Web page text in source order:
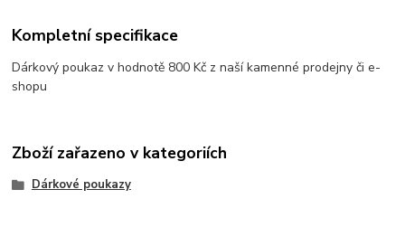
Kompletní specifikace
Dárkový poukaz v hodnotě 800 Kč z naší kamenné prodejny či e-
shopu
Zboží zařazeno v kategoriích
Dárkové poukazy